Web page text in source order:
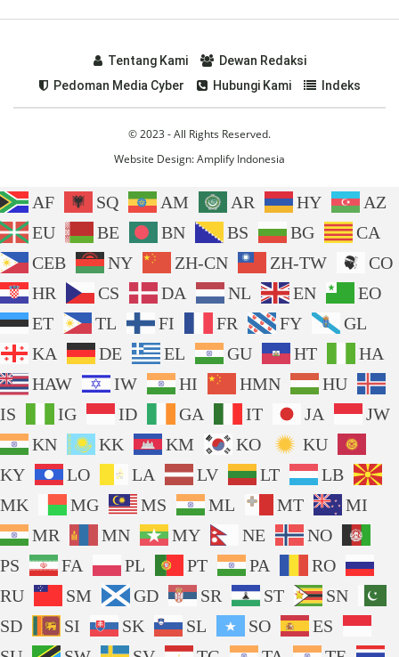
Tentang Kami
Dewan Redaksi
Pedoman Media Cyber
Hubungi Kami Indeks
© 2023 - All Rights Reserved.
Website Design:Amplify Indonesia
AF SQ AM AR HY
AZ
EU
BE BN BS BG
CA
CEB
NY ZH-CN ZH-TW
CO
HR
CS DA NL EN
EO
ET
TL FI FR FY
GL
KA
DE EL GU HT
HA
HAW
IW HI HMN
HU
IS
IG ID GA IT JA
JW
KN
KK KM KO
KU
KY
LO LA LV LT
LB
MK
MG MS ML MT
MI
MR
MN MY NE
NO
PS
FA PL PT PA
RO
RU
SM GD SR ST
SN
SD
SI SK SL SO
ES